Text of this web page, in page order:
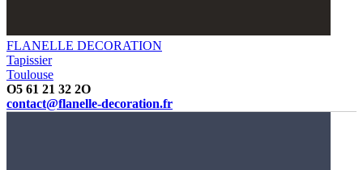
FLANELLE DECORATION
Tapissier
Toulouse
O5 61 21 32 2O
contact@flanelle-decoration.fr